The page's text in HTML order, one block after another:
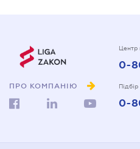
ПРО КОМПАНІЮ
Центр
0-
0-